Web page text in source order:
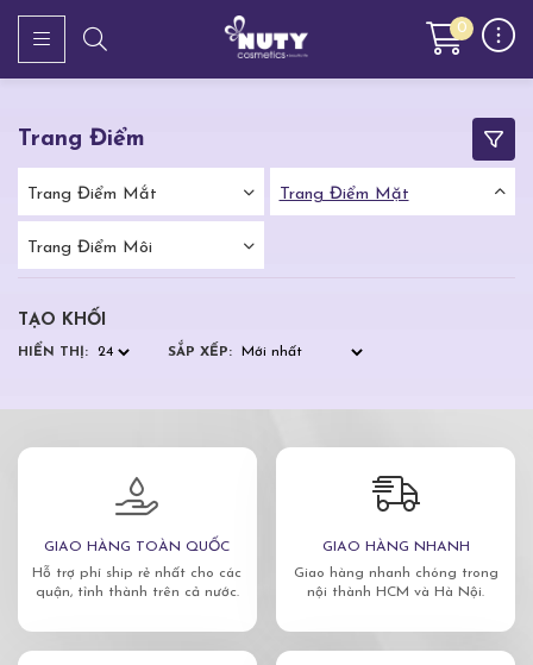
0
Trang Điểm
Trang Điểm Mắt Trang Điểm Mặt
Trang Điểm Môi
TẠO KHỐI
HIỂN THỊ: SẮP XẾP:
GIAO HÀNG TOÀN QUỐC
Hỗ trợ phí ship rẻ nhất cho các
quận, tỉnh thành trên cả nước.
GIAO HÀNG NHANH
Giao hàng nhanh chóng trong
nội thành HCM và Hà Nội.